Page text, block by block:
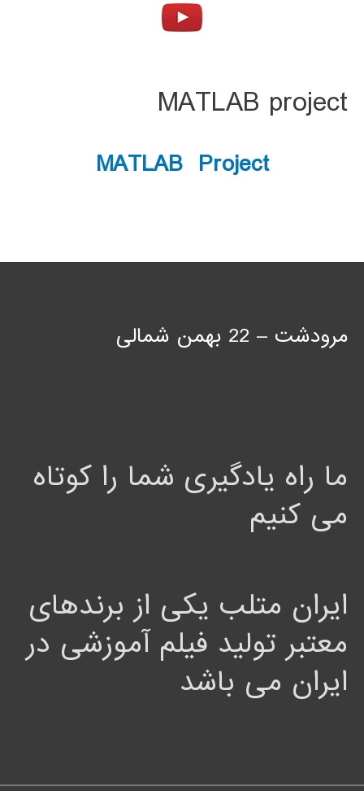
MATLAB project
MATLAB Project
مرودشت – 22 بهمن شمالی
ما راه یادگیری شما را کوتاه
می کنیم
ایران متلب یکی از برندهای
معتبر تولید فیلم آموزشی در
ایران می باشد